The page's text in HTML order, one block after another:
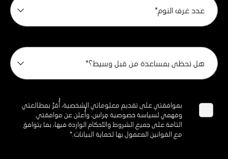
عدد غرف النوم*
هل تحظى بمساعدة من قبل وسيط؟*
بموافقتي على تقديم معلوماتي الشخصية، أُقرّ بمطالعتي
وفهمي لسياسة خصوصية مِراس، وأُعلن عن موافقتي
التامة على جميع الشروط والأحكام الواردة فيها، بما يتوافق
مع القوانين المعمول بها لحماية البيانات.*